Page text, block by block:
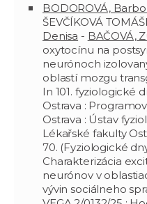
BODOROVÁ,
ŠEVČÍKOVÁ
Denisa - BAČOVÁ,
oxytocínu na
neurónoch
oblastí mozgu
In 101. fyziologické
Ostrava :
Ostrava : Ústav
Lékařské fakulty
70. (Fyziologické
Charakterizácia
neurónov v
vývin sociálneho